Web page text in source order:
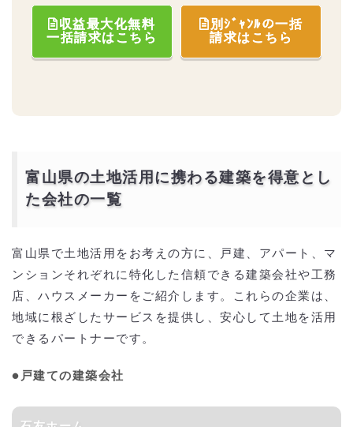
収益最大化無料
一括請求はこちら
別ｼﾞｬﾝﾙの一括
請求はこちら
富山県の土地活用に携わる建築を得意とし
た会社の一覧
富山県で土地活用をお考えの方に、戸建、アパート、マ
ンションそれぞれに特化した信頼できる建築会社や工務
店、ハウスメーカーをご紹介します。これらの企業は、
地域に根ざしたサービスを提供し、安心して土地を活用
できるパートナーです。
●戸建ての建築会社